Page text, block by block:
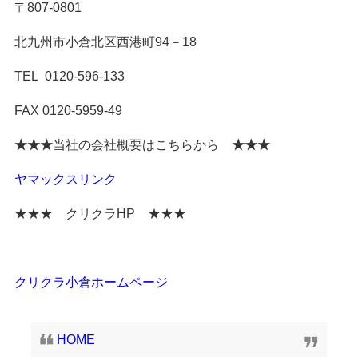
〒807-0801
北九州市小倉北区西港町94－18
TEL 0120-596-133
FAX 0120-5959-49
★★★当社の会社概要はこちらから ★★★
ヤマックスリンク
★★★ クリクラHP ★★★
クリクラ小倉ホームページ
HOME